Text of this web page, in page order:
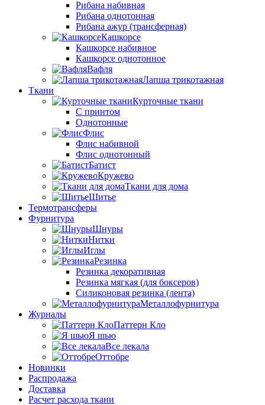
Рибана набивная
Рибана однотонная
Рибана ажур (трансферная)
Кашкорсе
Кашкорсе набивное
Кашкорсе однотонное
Вафля
Лапша трикотажная
Ткани
Курточные ткани
С принтом
Однотонные
Флис
Флис набивной
Флис однотонный
Батист
Кружево
Ткани для дома
Шитье
Термотрансферы
Фурнитура
Шнуры
Нитки
Иглы
Резинка
Резинка декоративная
Резинка мягкая (для боксеров)
Силиконовая резинка (лента)
Металлофурнитура
Журналы
Паттерн Кло
Я шью
Все лекала
Оттобре
Новинки
Распродажа
Доставка
Расчет расхода ткани